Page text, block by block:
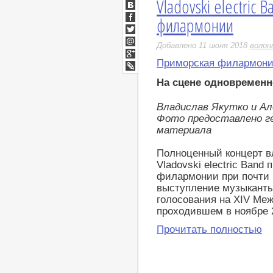
Vladovski electric
филармонии
Добавлено 11 июня 2018
Приморская
На сцене
Владислав Якутко и
Фото предоставлено
материала
Полноценный концерт
Vladovski electric Band
филармонии при почти
выступление
голосования на XIV
проходившем в ноябре
Прочитать полностью
ВКонтакте
Facebook
Twitter
Мой
Мир
Google+
LiveJournal